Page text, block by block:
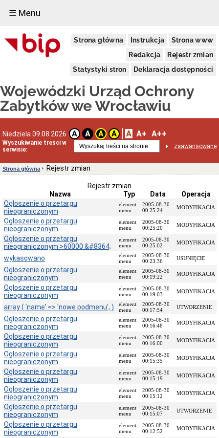
☰ Menu
Strona główna Instrukcja
Strona www
Redakcja
Rejestr zmian
Statystyki stron
Deklaracja dostępności
Wojewódzki Urząd Ochrony
Zabytków we Wrocławiu
Niedziela 09.08.2026 A A A A A A+ A++
Wyszukiwanie treści w
serwisie:
zaawansowane
Dostępność
Deklaracja
dostępności
realizowanym
projekcie
dofinansowanym
Europejskich
Delegatury
adresowe
Podstawy
Osoby
i
kompetencje
Przedmiot
działania
i
kompetencje
Sprawozdawczość
finansowa
Statystyki
Wojewódzka
Ochrony
Zabytków
Poradnik
klienta
Jak
załatwić
sprawę
Przyjmowanie
interesantów
Opłaty
skarbowe
Szukam
legalnie
Obwieszczenia,
Strona główna Rejestr zmian
Rejestr zmian
Nazwa
Typ Data
Operacja
Ogłoszenie o przetargu
nieograniczonym
element
menu
2005-08-30
00:25:24
MODYFIKACJA
Ogłoszenie o przetargu
nieograniczonym
element
menu
2005-08-30
00:25:20
MODYFIKACJA
Ogłoszenie o przetargu
nieograniczonym >60000 &#8364;
element
menu
2005-08-30
00:25:02
MODYFIKACJA
wykasowano
element
menu
2005-08-30
00:23:36
USUNIĘCIE
Ogłoszenie o przetargu
nieograniczonym
element
menu
2005-08-30
00:19:22
MODYFIKACJA
Ogłoszenie o przetargu
nieograniczonym
element
menu
2005-08-30
00:19:03
MODYFIKACJA
array ( 'name' => 'nowe podmenu', )
element
menu
2005-08-30
00:17:54
UTWORZENIE
Ogłoszenie o przetargu
nieograniczonym
element
menu
2005-08-30
00:16:48
MODYFIKACJA
Ogłoszenie o przetargu
nieograniczonym
element
menu
2005-08-30
00:16:00
MODYFIKACJA
Ogłoszenie o przetargu
nieograniczonym
element
menu
2005-08-30
00:15:35
MODYFIKACJA
Ogłoszenie o przetargu
nieograniczonym
element
menu
2005-08-30
00:15:19
MODYFIKACJA
Ogłoszenie o przetargu
nieograniczonym
element
menu
2005-08-30
00:15:12
MODYFIKACJA
Ogłoszenie o przetargu
nieograniczonym
element
menu
2005-08-30
00:15:07
UTWORZENIE
Ogłoszenie o przetargu
nieograniczonym
element
menu
2005-08-30
00:12:52
MODYFIKACJA